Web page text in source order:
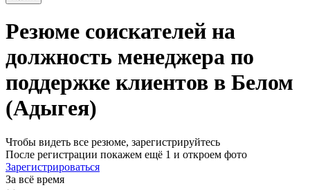
Резюме соискателей на
должность менеджера по
поддержке клиентов в Белом
(Адыгея)
Чтобы видеть все резюме, зарегистрируйтесь
После регистрации покажем ещё 1 и откроем фото
Зарегистрироваться
За всё время